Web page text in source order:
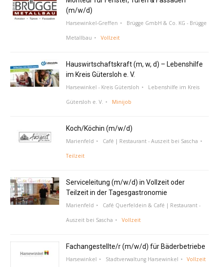
(m/w/d)
Harsewinkel-Greffen Brügge GmbH & Co. KG - Brügge
Metallbau Vollzeit
Hauswirtschaftskraft (m, w, d) – Lebenshilfe
im Kreis Gütersloh e. V.
Harsewinkel - Kreis Gütersloh Lebenshilfe im Kreis
Gütersloh e. V. Minijob
Koch/Köchin (m/w/d)
Marienfeld Café | Restaurant - Auszeit bei Sascha
Teilzeit
Serviceleitung (m/w/d) in Vollzeit oder
Teilzeit in der Tagesgastronomie
Marienfeld Café Querfeldein & Café | Restaurant -
Auszeit bei Sascha Vollzeit
Fachangestellte/r (m/w/d) für Bäderbetriebe
Harsewinkel Stadtverwaltung Harsewinkel Vollzeit